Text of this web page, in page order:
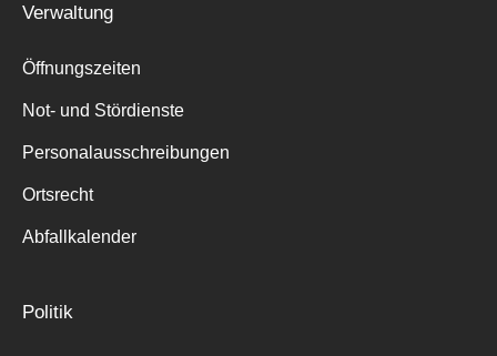
SucheVerwaltung
Öffnungszeiten
Not- und Stördienste
Personalausschreibungen
Ortsrecht
Abfallkalender
Politik